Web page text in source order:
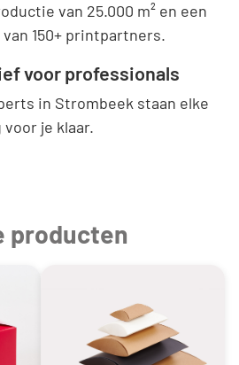
van 25.000 m² en een
150+ printpartners.
voor professionals
in Strombeek staan elke
je klaar.
producten